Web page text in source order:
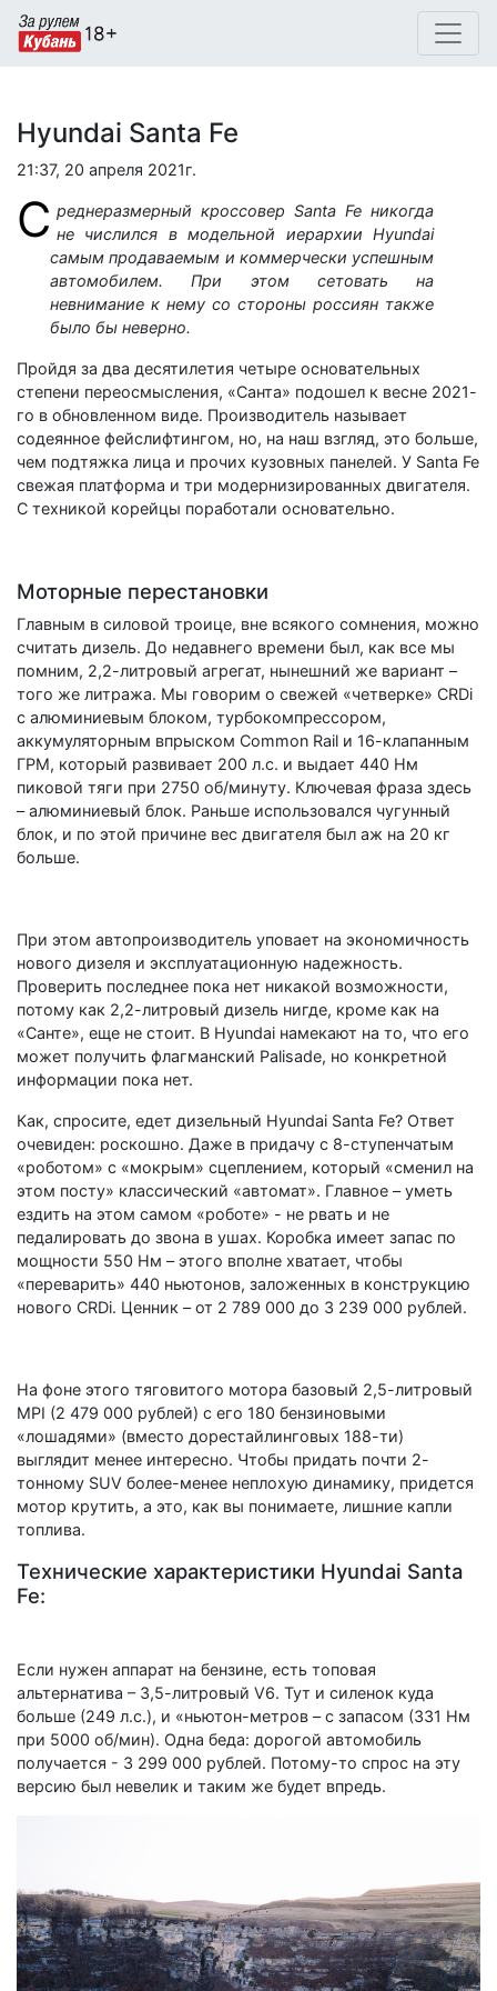
Hyundai Santa Fe
21:37, 20 апреля 2021г.
С реднеразмерный кроссовер Santa Fe никогда
не числился в модельной иерархии Hyundai
самым продаваемым и коммерчески успешным
автомобилем. При этом сетовать на
невнимание к нему со стороны россиян также
было бы неверно.
Пройдя за два десятилетия четыре основательных
степени переосмысления, «Санта» подошел к весне 2021-
го в обновленном виде. Производитель называет
содеянное фейслифтингом, но, на наш взгляд, это больше,
чем подтяжка лица и прочих кузовных панелей. У Santa Fe
свежая платформа и три модернизированных двигателя.
С техникой корейцы поработали основательно.
Моторные перестановки
Главным в силовой троице, вне всякого сомнения, можно
считать дизель. До недавнего времени был, как все мы
помним, 2,2-литровый агрегат, нынешний же вариант –
того же литража. Мы говорим о свежей «четверке» CRDi
с алюминиевым блоком, турбокомпрессором,
аккумуляторным впрыском Common Rail и 16-клапанным
ГРМ, который развивает 200 л.с. и выдает 440 Нм
пиковой тяги при 2750 об/минуту. Ключевая фраза здесь
– алюминиевый блок. Раньше использовался чугунный
блок, и по этой причине вес двигателя был аж на 20 кг
больше.
При этом автопроизводитель уповает на экономичность
нового дизеля и эксплуатационную надежность.
Проверить последнее пока нет никакой возможности,
потому как 2,2-литровый дизель нигде, кроме как на
«Санте», еще не стоит. В Hyundai намекают на то, что его
может получить флагманский Palisade, но конкретной
информации пока нет.
Как, спросите, едет дизельный Hyundai Santa Fe? Ответ
очевиден: роскошно. Даже в придачу с 8-ступенчатым
«роботом» с «мокрым» сцеплением, который «сменил на
этом посту» классический «автомат». Главное – уметь
ездить на этом самом «роботе» - не рвать и не
педалировать до звона в ушах. Коробка имеет запас по
мощности 550 Нм – этого вполне хватает, чтобы
«переварить» 440 ньютонов, заложенных в конструкцию
нового CRDi. Ценник – от 2 789 000 до 3 239 000 рублей.
На фоне этого тяговитого мотора базовый 2,5-литровый
MPI (2 479 000 рублей) с его 180 бензиновыми
«лошадями» (вместо дорестайлинговых 188-ти)
выглядит менее интересно. Чтобы придать почти 2-
тонному SUV более-менее неплохую динамику, придется
мотор крутить, а это, как вы понимаете, лишние капли
топлива.
Технические характеристики Hyundai Santa
Fe:
Если нужен аппарат на бензине, есть топовая
альтернатива – 3,5-литровый V6. Тут и силенок куда
больше (249 л.с.), и «ньютон-метров – с запасом (331 Нм
при 5000 об/мин). Одна беда: дорогой автомобиль
получается - 3 299 000 рублей. Потому-то спрос на эту
версию был невелик и таким же будет впредь.